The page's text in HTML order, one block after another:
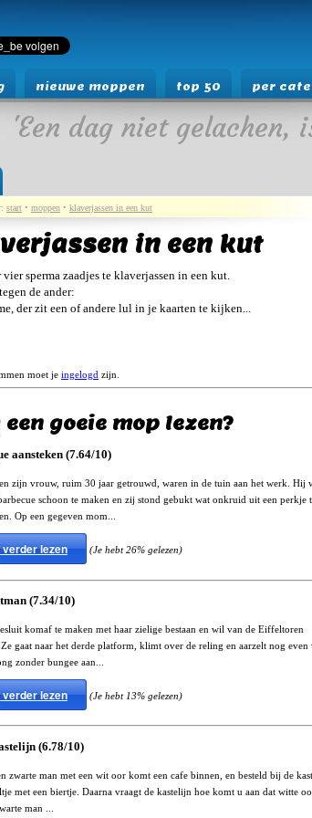
nieuwe moppen top 50 per
'Een dag niet gelachen,
start • moppen • klaverjassen in een kut
in een kut
sperma zaadjes te klaverjassen in een kut.
de ander:
der zit een of andere lul in je kaarten te kijken...
moet je ingelogd zijn.
een goeie mop lezen?
aansteken (7.64/10)
zijn vrouw, ruim 30 jaar getrouwd, waren in de tuin aan het werk. Hij
schoon te maken en zij stond gebukt wat onkruid uit een perkje
Op een gegeven mom...
verder lezen (Je hebt 26% gelezen)
(7.34/10)
komaf te maken met haar zielige bestaan en wil van de Eiffeltoren
gaat naar het derde platform, klimt over de reling en aarzelt nog even
zonder bungee aan...
verder lezen (Je hebt 13% gelezen)
(6.78/10)
zwarte man met een wit oor komt een cafe binnen, en besteld bij de
met een biertje. Daarna vraagt de kastelijn hoe komt u aan dat witte
man ...